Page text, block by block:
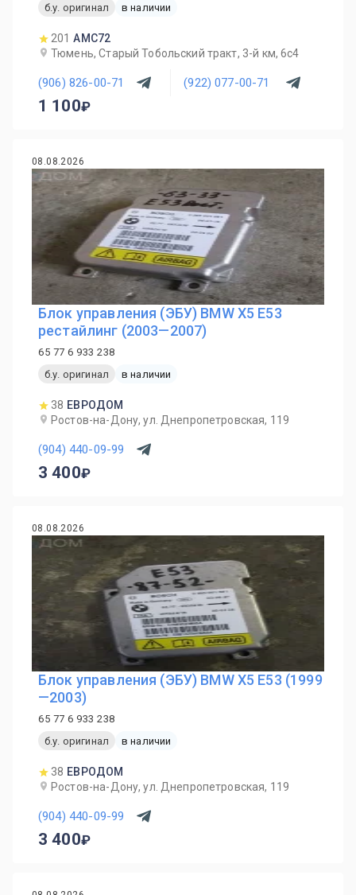
б.у. оригинал
в наличии
201 AMC72
Тюмень, Старый Тобольский тракт, 3-й км, 6с4
(906) 826-00-71 (922) 077-00-71
1 100
08.08.2026
Блок управления (ЭБУ) BMW X5 E53
рестайлинг (2003—2007)
65 77 6 933 238
б.у. оригинал
в наличии
38 ЕВРОДОМ
Ростов-на-Дону, ул. Днепропетровская, 119
(904) 440-09-99
3 400
08.08.2026
Блок управления (ЭБУ) BMW X5 E53 (1999
—2003)
65 77 6 933 238
б.у. оригинал
в наличии
38 ЕВРОДОМ
Ростов-на-Дону, ул. Днепропетровская, 119
(904) 440-09-99
3 400